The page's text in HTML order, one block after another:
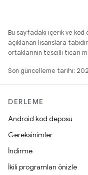
Bu sayfadaki içerik ve kod
açıklanan lisanslara
ortaklarının tescilli ticari
Son güncelleme tarihi:
DERLEME
Android kod deposu
Gereksinimler
İndirme
İkili programları önizle